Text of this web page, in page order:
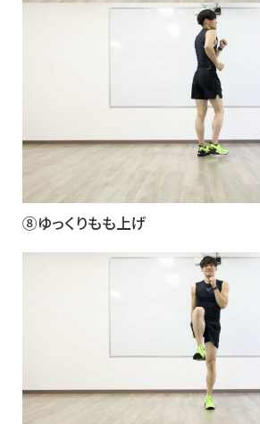
⑧ゆっくりもも上げ